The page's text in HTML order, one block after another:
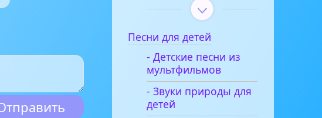
Песни для детей
- Детские песни из
мультфильмов
- Звуки природы для
детей